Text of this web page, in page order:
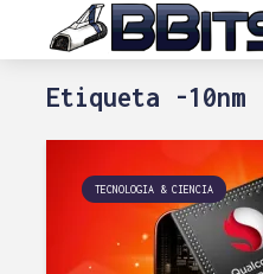
Etiqueta -10nm
TECNOLOGIA & CIENCIA